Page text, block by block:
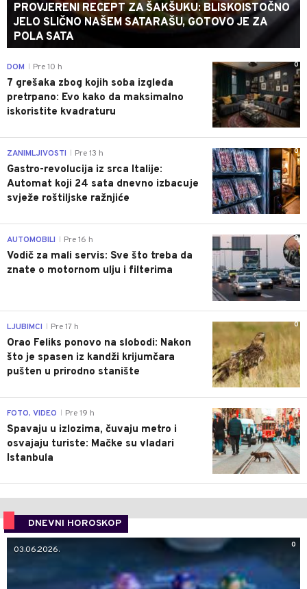
PROVJERENI RECEPT ZA ŠAKŠUKU: BLISKOISTOČNO
JELO SLIČNO NAŠEM SATARAŠU, GOTOVO JE ZA
POLA SATA
0
DOM Pre 10 h
7 grešaka zbog kojih soba izgleda
pretrpano: Evo kako da maksimalno
iskoristite kvadraturu
0
ZANIMLJIVOSTI Pre 13 h
Gastro-revolucija iz srca Italije:
Automat koji 24 sata dnevno izbacuje
svježe roštiljske ražnjiće
0
AUTOMOBILI Pre 16 h
Vodič za mali servis: Sve što treba da
znate o motornom ulju i filterima
0
LJUBIMCI Pre 17 h
Orao Feliks ponovo na slobodi: Nakon
što je spasen iz kandži krijumčara
pušten u prirodno stanište
0
FOTO, VIDEO Pre 19 h
Spavaju u izlozima, čuvaju metro i
osvajaju turiste: Mačke su vladari
Istanbula
DNEVNI HOROSKOP
0
03.06.2026.